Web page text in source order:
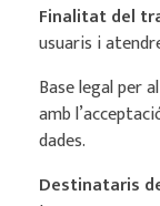
Finalitat del
usuaris i
Base legal per
amb
dades.
Destinataris